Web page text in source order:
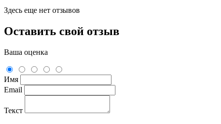
Здесь еще нет отзывов
Оставить свой отзыв
Ваша оценка
Имя
Email
Текст